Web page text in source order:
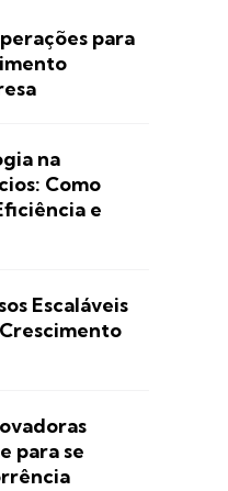
para
na
Como
e
Escaláveis
para se